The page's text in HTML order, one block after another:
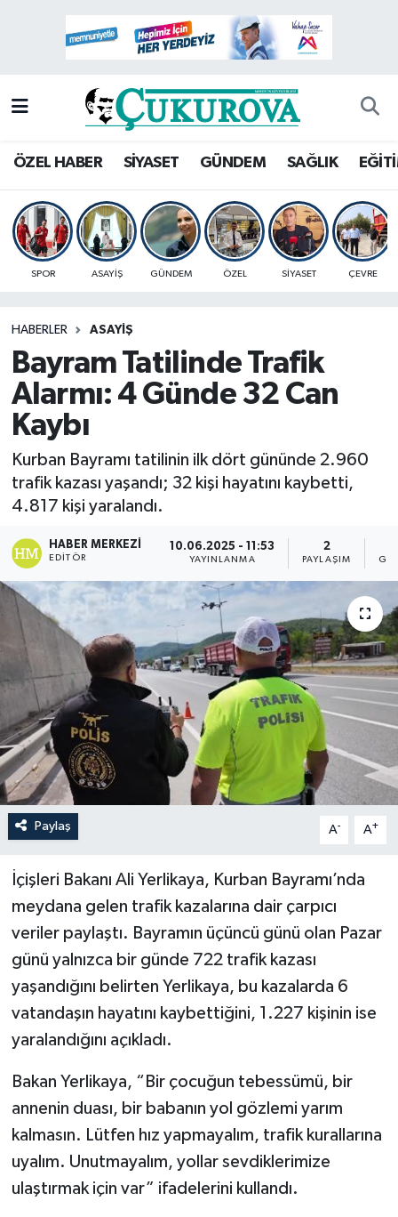
ÖZEL HABER SİYASET GÜNDEM SAĞLIK
SPOR ASAYİŞ GÜNDEM ÖZEL SİYASET ÇEVRE
HABERLER ASAYİŞ
Bayram Tatilinde Trafik
Alarmı: 4 Günde 32 Can
Kaybı
Kurban Bayramı tatilinin ilk dört gününde 2.960
trafik kazası yaşandı; 32 kişi hayatını kaybetti,
4.817 kişi yaralandı.
HABER MERKEZI
EDITÖR
10.06.2025 - 11:53
YAYINLANMA
2
PAYLAŞIM
Paylaş A- A+
İçişleri Bakanı Ali Yerlikaya, Kurban Bayramı’nda
meydana gelen trafik kazalarına dair çarpıcı
veriler paylaştı. Bayramın üçüncü günü olan Pazar
günü yalnızca bir günde 722 trafik kazası
yaşandığını belirten Yerlikaya, bu kazalarda 6
vatandaşın hayatını kaybettiğini, 1.227 kişinin ise
yaralandığını açıkladı.
Bakan Yerlikaya, “Bir çocuğun tebessümü, bir
annenin duası, bir babanın yol gözlemi yarım
kalmasın. Lütfen hız yapmayalım, trafik kurallarına
uyalım. Unutmayalım, yollar sevdiklerimize
ulaştırmak için var” ifadelerini kullandı.
Mersin Hava Durumu
Mersin Namaz Vakitleri
Mersin Trafik Yoğunluk Haritası
Süper Lig Puan Durumu ve Fikstür
Son Dakika Haberleri
Haber Arşivi